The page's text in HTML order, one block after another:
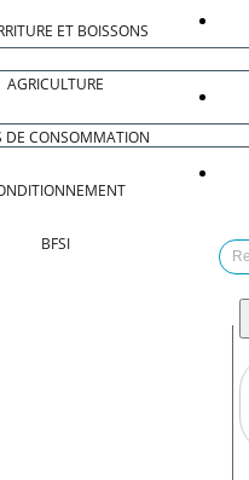
ET BOISSONS
AGRICULTURE
DE CONSOMMATION
BFSI